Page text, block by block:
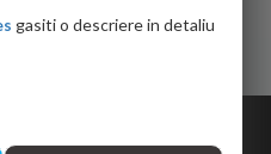
gasiti o descriere in detaliu